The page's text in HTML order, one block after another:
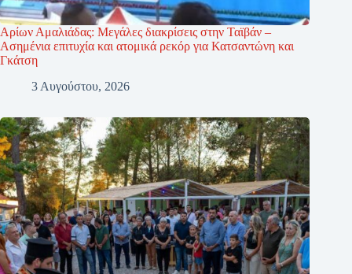
Αρίων Αμαλιάδας: Μεγάλες διακρίσεις στην Ταϊβάν –
Ασημένια επιτυχία και ατομικά ρεκόρ για Κατσαντώνη και
Γκάτση
3 Αυγούστου, 2026